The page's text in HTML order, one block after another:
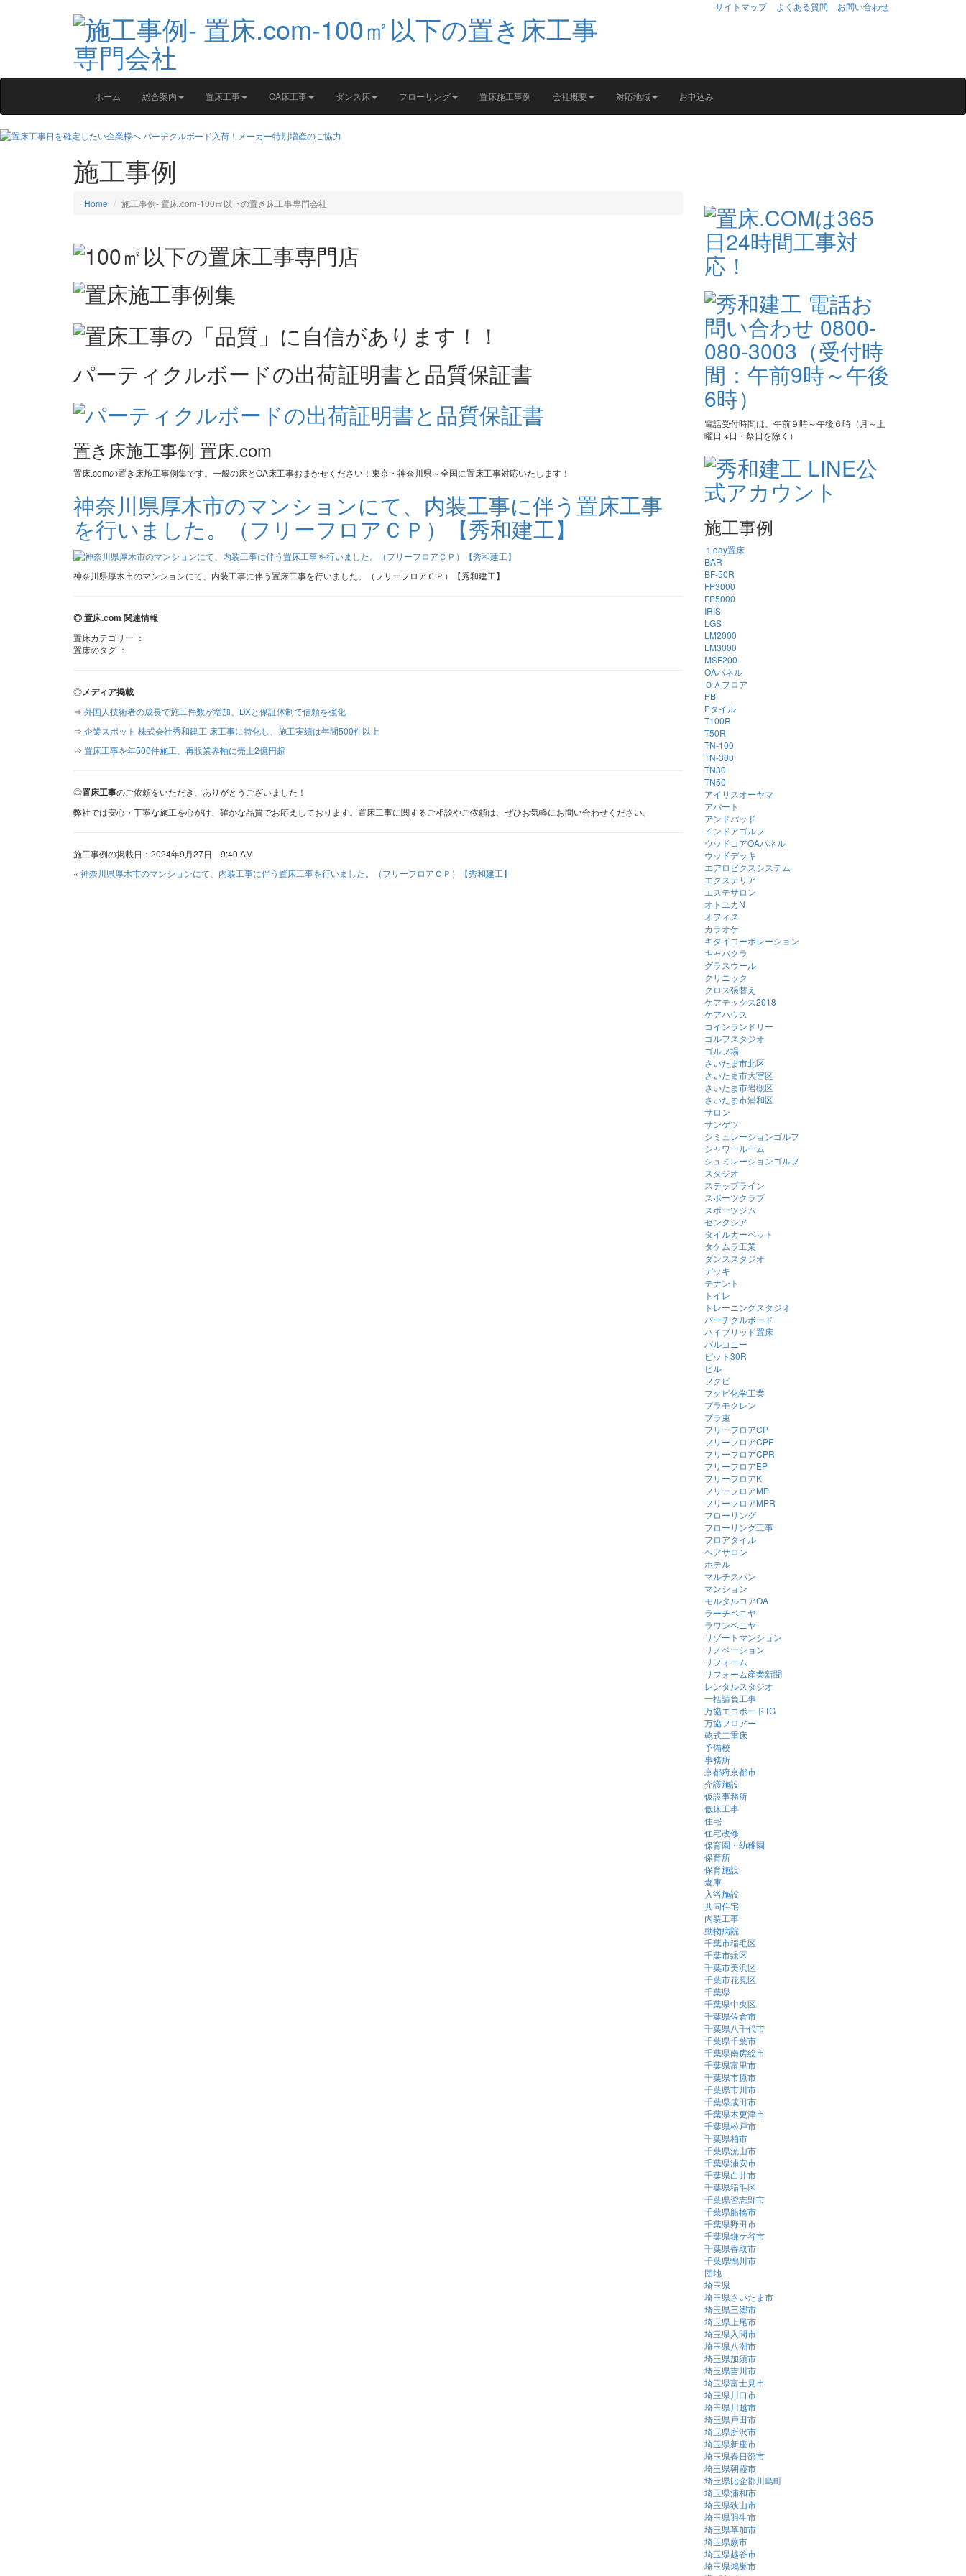
サイトマップ よくある質問 お問い合わせ
ホーム 総合案内 置床工事 OA床工事 ダンス床 フローリング 置床施工事例 会社概要 対応地域 お申込み
施工事例
Home 施工事例‐ 置床.com-100㎡以下の置き床工事専門会社
パーティクルボードの出荷証明書と品質保証書
置き床施工事例 置床.com
置床.comの置き床施工事例集です。一般の床とOA床工事おまかせください！東京・神奈川県～全国に置床工事対応いたします！
神奈川県厚木市のマンションにて、内装工事に伴う置床工事
を行いました。（フリーフロアＣＰ）【秀和建工】
神奈川県厚木市のマンションにて、内装工事に伴う置床工事を行いました。（フリーフロアＣＰ）【秀和建工】
◎ 置床.com 関連情報
置床カテゴリー ：
置床のタグ ：
◎メディア掲載
⇒ 外国人技術者の成長で施工件数が増加、DXと保証体制で信頼を強化
⇒ 企業スポット 株式会社秀和建工 床工事に特化し、施工実績は年間500件以上
⇒ 置床工事を年500件施工、再販業界軸に売上2億円超
◎置床工事のご依頼をいただき、ありがとうございました！
弊社では安心・丁寧な施工を心がけ、確かな品質でお応えしております。置床工事に関するご相談やご依頼は、ぜひお気軽にお問い合わせください。
施工事例の掲載日：2024年9月27日 9:40 AM
« 神奈川県厚木市のマンションにて、内装工事に伴う置床工事を行いました。（フリーフロアＣＰ）【秀和建工】
電話受付時間は、午前９時～午後６時（月～土
曜日 ※日・祭日を除く）
施工事例
１day置床
BAR
BF-50R
FP3000
FP5000
IRIS
LGS
LM2000
LM3000
MSF200
OAパネル
ＯＡフロア
PB
Pタイル
T100R
T50R
TN-100
TN-300
TN30
TN50
アイリスオーヤマ
アパート
アンドパッド
インドアゴルフ
ウッドコアOAパネル
ウッドデッキ
エアロビクスシステム
エクステリア
エステサロン
オトユカN
オフィス
カラオケ
キタイコーポレーション
キャバクラ
グラスウール
クリニック
クロス張替え
ケアテックス2018
ケアハウス
コインランドリー
ゴルフスタジオ
ゴルフ場
さいたま市北区
さいたま市大宮区
さいたま市岩槻区
さいたま市浦和区
サロン
サンゲツ
シミュレーションゴルフ
シャワールーム
シュミレーションゴルフ
スタジオ
ステップライン
スポーツクラブ
スポーツジム
センクシア
タイルカーペット
タケムラ工業
ダンススタジオ
デッキ
テナント
トイレ
トレーニングスタジオ
パーチクルボード
ハイブリッド置床
バルコニー
ピット30R
ビル
フクビ
フクビ化学工業
プラモクレン
プラ束
フリーフロアCP
フリーフロアCPF
フリーフロアCPR
フリーフロアEP
フリーフロアK
フリーフロアMP
フリーフロアMPR
フローリング
フローリング工事
フロアタイル
ヘアサロン
ホテル
マルチスパン
マンション
モルタルコアOA
ラーチベニヤ
ラワンベニヤ
リゾートマンション
リノベーション
リフォーム
リフォーム産業新聞
レンタルスタジオ
一括請負工事
万協エコボードTG
万協フロアー
乾式二重床
予備校
事務所
京都府京都市
介護施設
仮設事務所
低床工事
住宅
住宅改修
保育園・幼稚園
保育所
保育施設
倉庫
入浴施設
共同住宅
内装工事
動物病院
千葉市稲毛区
千葉市緑区
千葉市美浜区
千葉市花見区
千葉県
千葉県中央区
千葉県佐倉市
千葉県八千代市
千葉県千葉市
千葉県南房総市
千葉県富里市
千葉県市原市
千葉県市川市
千葉県成田市
千葉県木更津市
千葉県松戸市
千葉県柏市
千葉県流山市
千葉県浦安市
千葉県白井市
千葉県稲毛区
千葉県習志野市
千葉県船橋市
千葉県野田市
千葉県鎌ケ谷市
千葉県香取市
千葉県鴨川市
団地
埼玉県
埼玉県さいたま市
埼玉県三郷市
埼玉県上尾市
埼玉県入間市
埼玉県八潮市
埼玉県加須市
埼玉県吉川市
埼玉県富士見市
埼玉県川口市
埼玉県川越市
埼玉県戸田市
埼玉県所沢市
埼玉県新座市
埼玉県春日部市
埼玉県朝霞市
埼玉県比企郡川島町
埼玉県浦和市
埼玉県狭山市
埼玉県羽生市
埼玉県草加市
埼玉県蕨市
埼玉県越谷市
埼玉県鴻巣市